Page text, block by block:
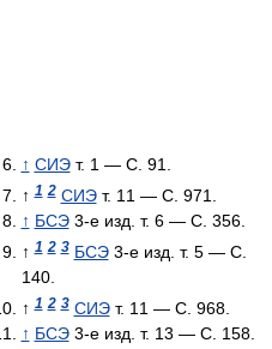
↑ СИЭт. 1 — С. 91.
↑1 2 СИЭт. 11 — С. 971.
↑ БСЭ3-е изд. т. 6 — С. 356.
↑1 2 3 БСЭ3-е изд. т. 5 — С.
140.
↑1 2 3 СИЭт. 11 — С. 968.
↑ БСЭ3-е изд. т. 13 — С. 158.